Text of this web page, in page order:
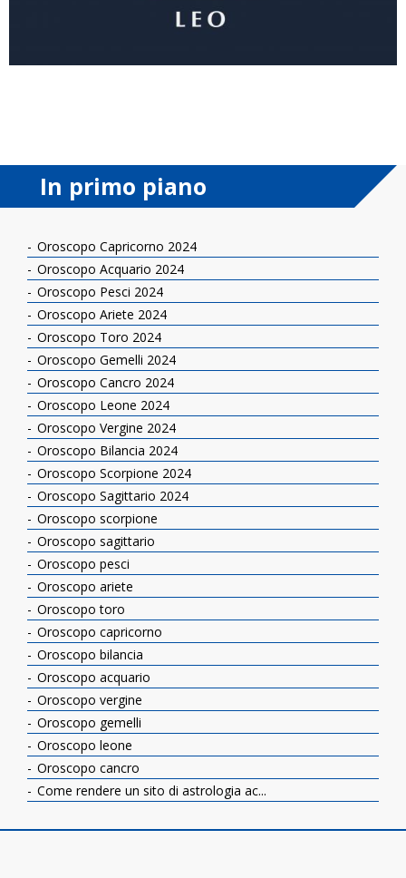
In primo piano
Oroscopo Capricorno 2024
Oroscopo Acquario 2024
Oroscopo Pesci 2024
Oroscopo Ariete 2024
Oroscopo Toro 2024
Oroscopo Gemelli 2024
Oroscopo Cancro 2024
Oroscopo Leone 2024
Oroscopo Vergine 2024
Oroscopo Bilancia 2024
Oroscopo Scorpione 2024
Oroscopo Sagittario 2024
Oroscopo scorpione
Oroscopo sagittario
Oroscopo pesci
Oroscopo ariete
Oroscopo toro
Oroscopo capricorno
Oroscopo bilancia
Oroscopo acquario
Oroscopo vergine
Oroscopo gemelli
Oroscopo leone
Oroscopo cancro
Come rendere un sito di astrologia ac...